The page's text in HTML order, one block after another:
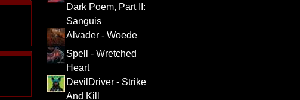
Dark Poem, Part II:
Sanguis
Alvader - Woede
Spell - Wretched
Heart
DevilDriver - Strike
And Kill